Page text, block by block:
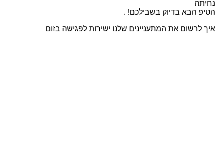
בדיוק בשבילכם! .
את המתעניינים שלנו ישירות לפגישה בזום